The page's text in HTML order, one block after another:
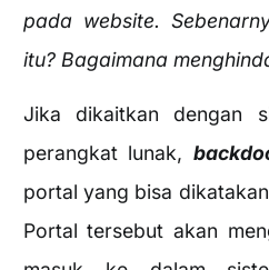
pada website.
itu? Bagaimana
Jika dikaitkan dengan
perangkat lunak,
portal yang bisa
Portal tersebut akan